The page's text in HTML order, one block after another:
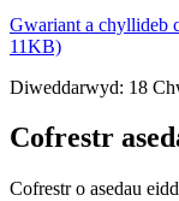
Gwariant a chyllideb
11KB)
Diweddarwyd: 18
Cofrestr
Cofrestr o asedau